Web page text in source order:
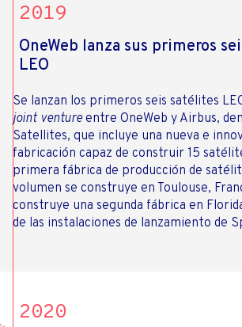
2019
OneWeb lanza sus primeros
LEO
Se lanzan los primeros seis satélites
joint ventureentre OneWeb y Airbus,
Satellites, que incluye una nueva e
fabricación capaz de construir 15
primera fábrica de producción de
volumen se construye en Toulouse,
construye una segunda fábrica en
de las instalaciones de lanzamiento de
2020